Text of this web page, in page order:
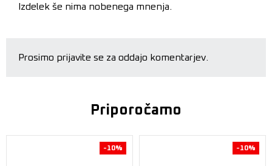
Izdelek še nima nobenega mnenja.
Prosimo prijavite se za oddajo komentarjev.
Priporočamo
-10% -10%